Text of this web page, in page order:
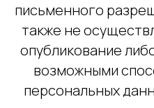
письменного
также не
опубликование
возможными
персональных